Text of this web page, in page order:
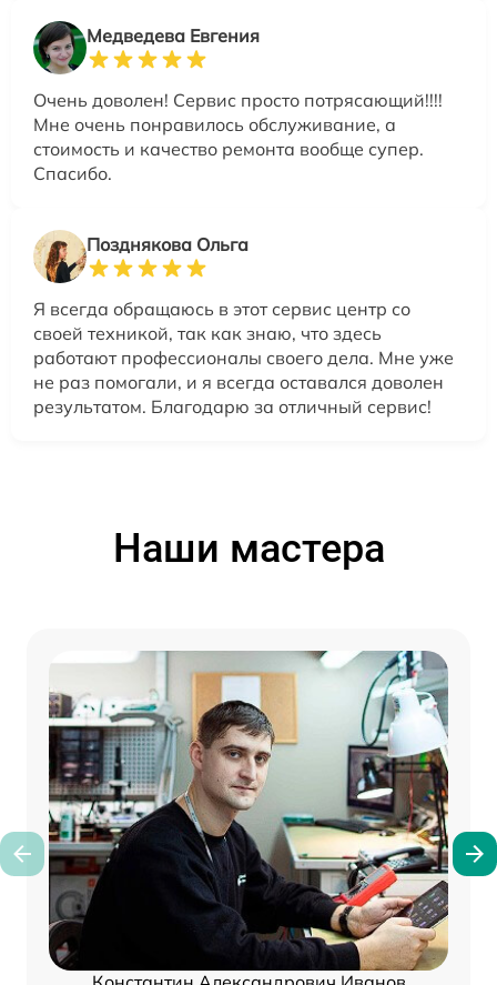
Медведева Евгения
Очень доволен! Сервис просто потрясающий!!!!
Мне очень понравилось обслуживание, а
стоимость и качество ремонта вообще супер.
Спасибо.
Позднякова Ольга
Я всегда обращаюсь в этот сервис центр со
своей техникой, так как знаю, что здесь
работают профессионалы своего дела. Мне уже
не раз помогали, и я всегда оставался доволен
результатом. Благодарю за отличный сервис!
Наши мастера